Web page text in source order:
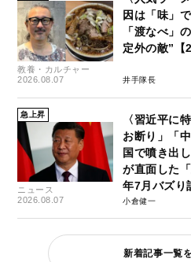
教養・カルチャー
2026.08.07
因は「味」
「渡なべ」
定外の敵”【
井手隊長
急上昇
ニュース
2026.08.07
〈習近平に
お断り」「
国で噴き出
が直面した
年7月バズり
小倉健一
新着記事一覧